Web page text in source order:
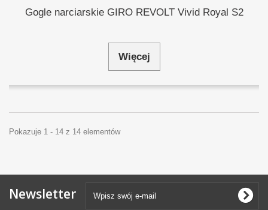
Gogle narciarskie GIRO REVOLT Vivid Royal S2
Więcej
Pokazuje 1 - 14 z 14 elementów
Newsletter